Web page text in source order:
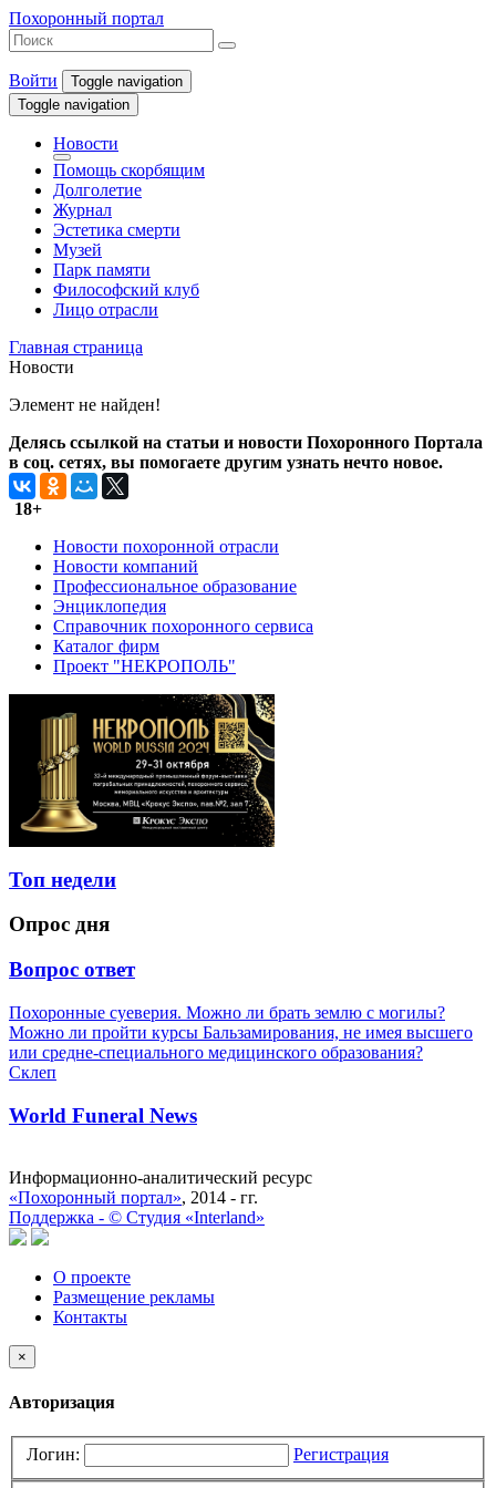
Похоронный портал
Войти
Toggle navigation
Toggle navigation
Новости
Помощь скорбящим
Долголетие
Журнал
Эстетика смерти
Музей
Парк памяти
Философский клуб
Лицо отрасли
Главная страница
Новости
Элемент не найден!
Делясь ссылкой на статьи и новости Похоронного Портала
в соц. сетях, вы помогаете другим узнать нечто новое.
18+
Новости похоронной отрасли
Новости компаний
Профессиональное образование
Энциклопедия
Справочник похоронного сервиса
Каталог фирм
Проект "НЕКРОПОЛЬ"
Топ недели
Опрос дня
Вопрос ответ
Похоронные суеверия. Можно ли брать землю с могилы?
Можно ли пройти курсы Бальзамирования, не имея высшего
или средне-специального медицинского образования?
Склеп
World Funeral News
Информационно-аналитический ресурс
«Похоронный портал», 2014 - гг.
Поддержка - © Cтудия «Interland»
О проекте
Размещение рекламы
Контакты
×
Авторизация
Логин: Регистрация